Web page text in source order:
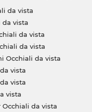
da vista
da vista
da vista
da vista
Occhiali da vista
vista
vista
vista
da vista